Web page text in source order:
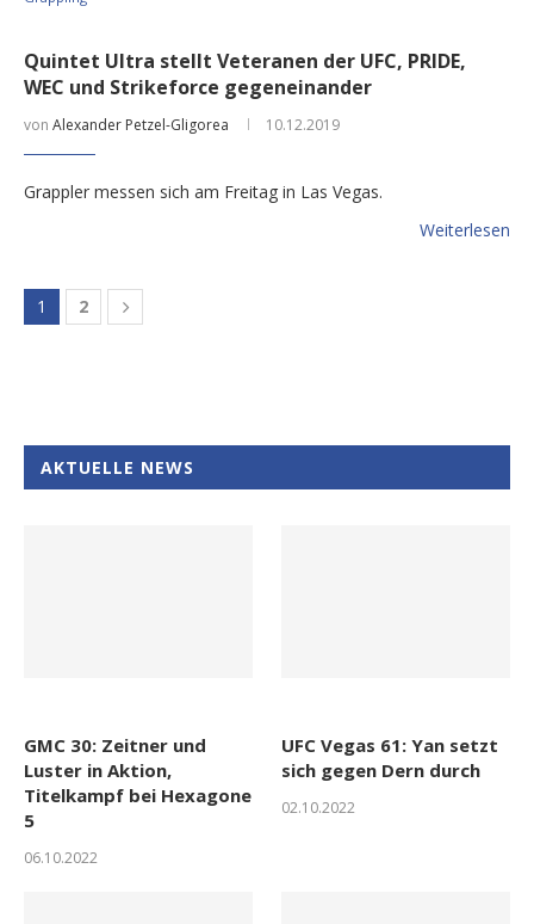
Quintet Ultra stellt Veteranen der UFC, PRIDE,
WEC und Strikeforce gegeneinander
von Alexander Petzel-Gligorea 10.12.2019
Grappler messen sich am Freitag in Las Vegas.
Weiterlesen
1 2
AKTUELLE NEWS
GMC 30: Zeitner und
Luster in Aktion,
Titelkampf bei Hexagone
5
06.10.2022
UFC Vegas 61: Yan setzt
sich gegen Dern durch
02.10.2022